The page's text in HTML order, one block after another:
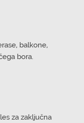
balkone,
bora.
za zaključna